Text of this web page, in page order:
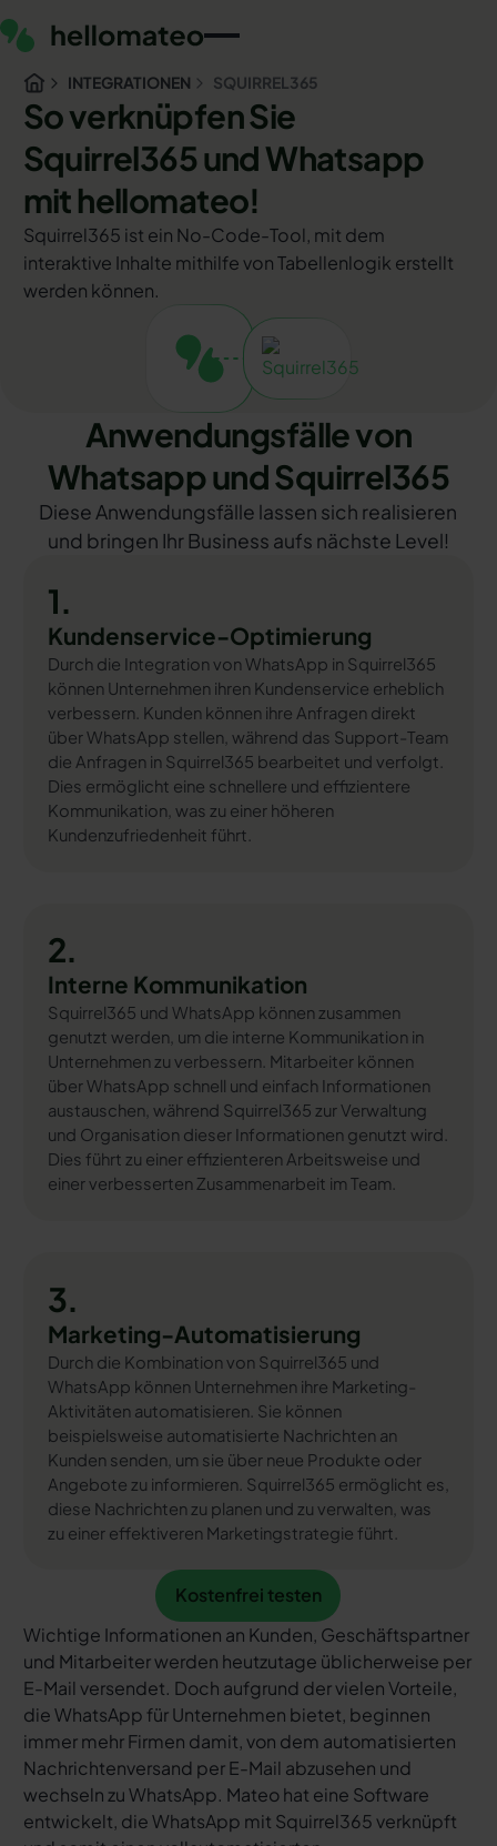
INTEGRATIONEN SQUIRREL365
So verknüpfen Sie
Squirrel365 und Whatsapp
mit hellomateo!
Squirrel365 ist ein No-Code-Tool, mit dem
interaktive Inhalte mithilfe von Tabellenlogik erstellt
werden können.
Anwendungsfälle von
Whatsapp und Squirrel365
Diese Anwendungsfälle lassen sich realisieren
und bringen Ihr Business aufs nächste Level!
1.
Kundenservice-Optimierung
Durch die Integration von WhatsApp in Squirrel365
können Unternehmen ihren Kundenservice erheblich
verbessern. Kunden können ihre Anfragen direkt
über WhatsApp stellen, während das Support-Team
die Anfragen in Squirrel365 bearbeitet und verfolgt.
Dies ermöglicht eine schnellere und effizientere
Kommunikation, was zu einer höheren
Kundenzufriedenheit führt.
2.
Interne Kommunikation
Squirrel365 und WhatsApp können zusammen
genutzt werden, um die interne Kommunikation in
Unternehmen zu verbessern. Mitarbeiter können
über WhatsApp schnell und einfach Informationen
austauschen, während Squirrel365 zur Verwaltung
und Organisation dieser Informationen genutzt wird.
Dies führt zu einer effizienteren Arbeitsweise und
einer verbesserten Zusammenarbeit im Team.
3.
Marketing-Automatisierung
Durch die Kombination von Squirrel365 und
WhatsApp können Unternehmen ihre Marketing-
Aktivitäten automatisieren. Sie können
beispielsweise automatisierte Nachrichten an
Kunden senden, um sie über neue Produkte oder
Angebote zu informieren. Squirrel365 ermöglicht es,
diese Nachrichten zu planen und zu verwalten, was
zu einer effektiveren Marketingstrategie führt.
Kostenfrei testen
Kostenfrei testen
Wichtige Informationen an Kunden, Geschäftspartner
und Mitarbeiter werden heutzutage üblicherweise per
E-Mail versendet. Doch aufgrund der vielen Vorteile,
die WhatsApp für Unternehmen bietet, beginnen
immer mehr Firmen damit, von dem automatisierten
Nachrichtenversand per E-Mail abzusehen und
wechseln zu WhatsApp. Mateo hat eine Software
entwickelt, die WhatsApp mit Squirrel365 verknüpft